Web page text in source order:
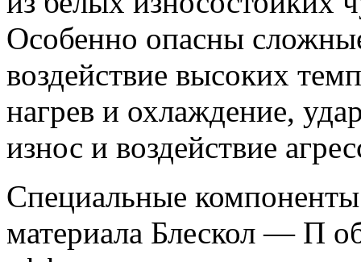
Особенно опасны
воздействие высоких
нагрев и охлаждение,
износ и воздействие
Специальные компоненты
материала Блескол — П